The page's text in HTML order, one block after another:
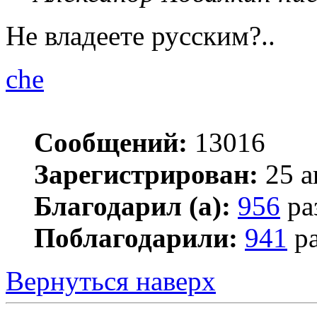
Не владеете русским?..
che
Сообщений: 13016
Зарегистрирован: 25
Благодарил (а): 956
Поблагодарили: 941
Вернуться наверх